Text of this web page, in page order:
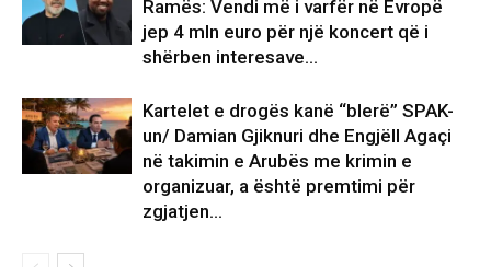
Ramës: Vendi më i varfër në Evropë
jep 4 mln euro për një koncert që i
shërben interesave...
Kartelet e drogës kanë “blerë” SPAK-
un/ Damian Gjiknuri dhe Engjëll Agaçi
në takimin e Arubës me krimin e
organizuar, a është premtimi për
zgjatjen...